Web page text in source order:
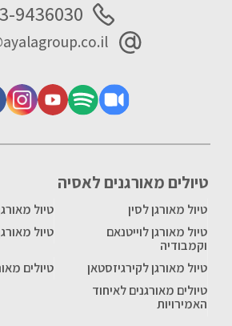
טיולים מאורגנים לאסיה
טיול מאורגן לסין
טיול
טיול מאורגן לוייטנאם
וקמבודיה
טיול
טיול מאורגן לקירגיזסטאן
טיולים
טיולים מאורגנים לאיחוד
האמירויות
9436030